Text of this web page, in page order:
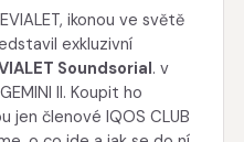
ikonou ve světě
exkluzivní
Soundsorial. v
II. Koupit ho
členové IQOS CLUB